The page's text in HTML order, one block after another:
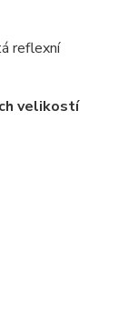
reflexní
velikostí